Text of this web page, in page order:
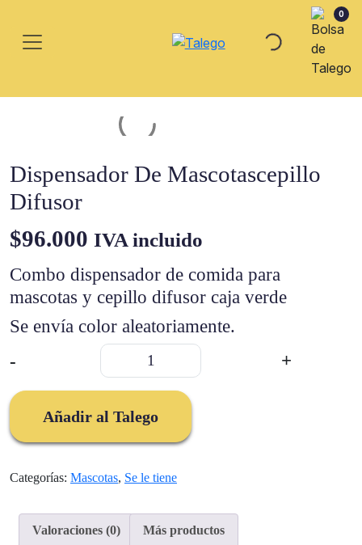
0
Dispensador De Mascotascepillo
Difusor
$96.000 IVA incluido
Combo dispensador de comida para
mascotas y cepillo difusor caja verde
Se envía color aleatoriamente.
-
Dispensador
Mascotascepillo
cantidad
+
Añadir al Talego
Categorías: Mascotas, Se le tiene
Valoraciones (0) Más productos